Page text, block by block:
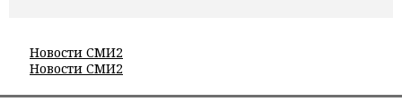
Новости СМИ2
Новости СМИ2